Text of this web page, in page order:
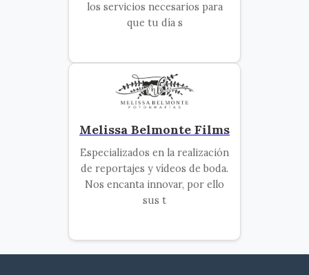
los servicios necesarios para
que tu día s
Melissa Belmonte Films
Especializados en la realización
de reportajes y vídeos de boda.
Nos encanta innovar, por ello
sus t